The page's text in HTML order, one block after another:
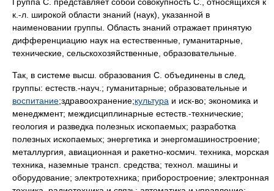
к.-л. широкой области знаний (наук), указанной в
наименовании группы. Область знаний отражает принятую
дифференциацию наук на естественные, гуманитарные,
технические, сельскохозяйственные, образовательные.
Так, в системе высш. образования С. объединены в след,
группы: естеств.-науч.; гуманитарные; образовательные и
воспитание;здравоохранение;культура и иск-во; экономика и
менеджмент; междисциплинарные естеств.-технические;
геология и разведка полезных ископаемых; разработка
полезных ископаемых; энергетика и энергомашиностроение;
металлургия, авиационная и ракетно-космич. техника, морская
техника, наземные трансп. средства; технол. машины и
оборудование; электротехника; приборостроение; электронная